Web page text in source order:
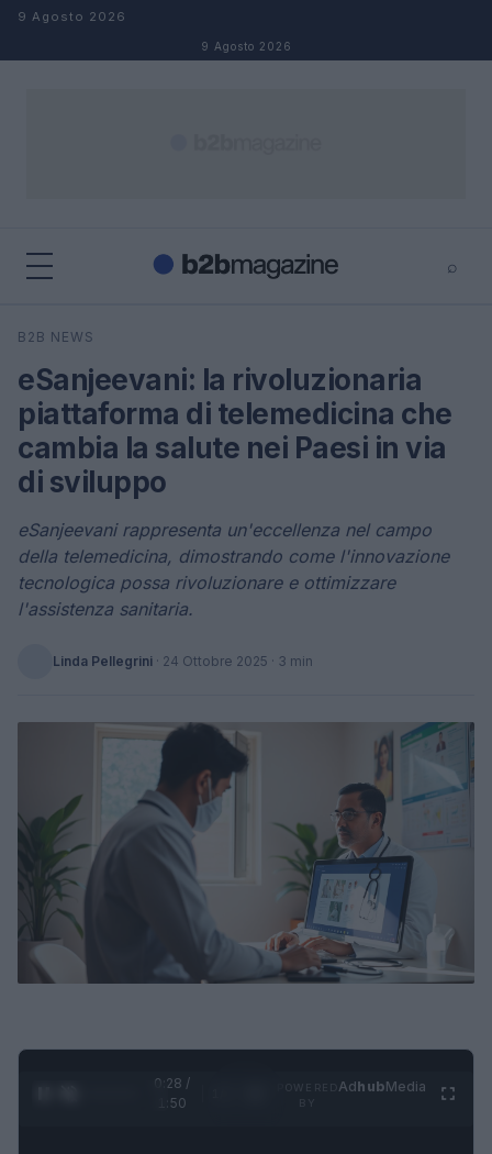
Salta al contenuto
9 Agosto 2026
9 Agosto 2026
⌕
Cerca
B2B NEWS
eSanjeevani: la rivoluzionaria
piattaforma di telemedicina che
cambia la salute nei Paesi in via
di sviluppo
eSanjeevani rappresenta un'eccellenza nel campo
della telemedicina, dimostrando come l'innovazione
tecnologica possa rivoluzionare e ottimizzare
l'assistenza sanitaria.
Linda Pellegrini · 24 Ottobre 2025 · 3 min
0:29 /
1:50
AdhubMedia